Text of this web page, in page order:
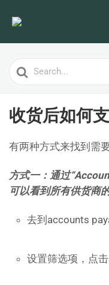
Search
For
收货后如何
有两种方式来找到需
方式一：通过
可以看到所有供货商
去到accounts
设置筛选项，点